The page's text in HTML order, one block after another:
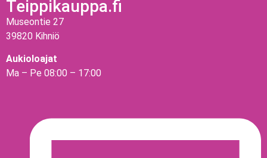
Teippikauppa.fi
Museontie 27
39820 Kihniö
Aukioloajat
Ma – Pe 08:00 – 17:00